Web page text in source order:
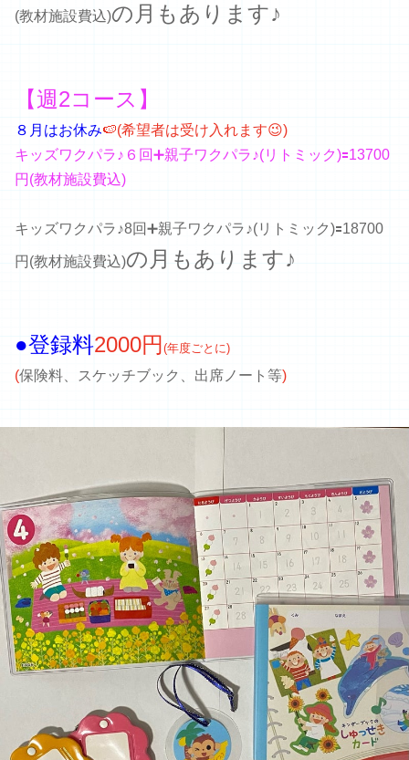
(教材施設費込)の月もあります♪
【週2コース】
８月はお休み🍉(希望者は受け入れます😉)
キッズワクパラ♪６回➕親子ワクパラ♪(リトミック)🟰13700
円(教材施設費込)
キッズワクパラ♪8回➕親子ワクパラ♪(リトミック)🟰18700
円(教材施設費込)の月もあります♪
●登録料2000円 (年度ごとに)
(保険料、スケッチブック、出席ノート等)